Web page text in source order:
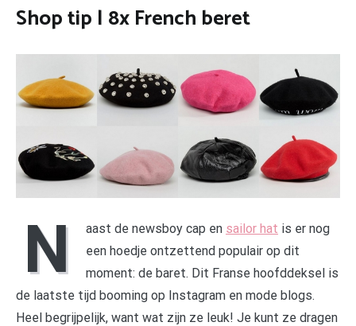
Shop tip | 8x French beret
N aast de newsboy cap en sailor hat is er nog
een hoedje ontzettend populair op dit
moment: de baret. Dit Franse hoofddeksel is
de laatste tijd booming op Instagram en mode blogs.
Heel begrijpelijk, want wat zijn ze leuk! Je kunt ze dragen